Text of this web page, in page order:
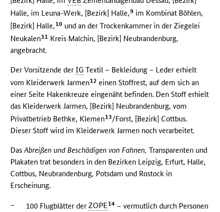
Halle, im Leuna-Werk, [Bezirk] Halle,9 im Kombinat Böhlen,
[Bezirk] Halle,10 und an der Trockenkammer in der Ziegelei
Neukalen11 Kreis Malchin, [Bezirk] Neubrandenburg,
angebracht.
Der Vorsitzende derIG Textil – Bekleidung – Leder erhielt
vom Kleiderwerk Jarmen12 einen Stoffrest, auf dem sich an
einer Seite Hakenkreuze eingenäht befinden. Den Stoff erhielt
das Kleiderwerk Jarmen, [Bezirk] Neubrandenburg, vom
Privatbetrieb Bethke, Klemen13/Forst, [Bezirk] Cottbus.
Dieser Stoff wird im Kleiderwerk Jarmen noch verarbeitet.
DasAbreißen und Beschädigen von Fahnen, Transparenten und
Plakaten trat besonders in den Bezirken Leipzig, Erfurt, Halle,
Cottbus, Neubrandenburg, Potsdam und Rostock in
Erscheinung.
– 100 Flugblätter derZOPE14 – vermutlich durch Personen